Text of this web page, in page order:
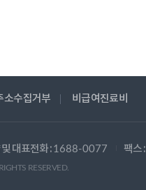
소수집거부 비급여진료비
대표전화 :1688-0077 팩스 :
RESERVED.